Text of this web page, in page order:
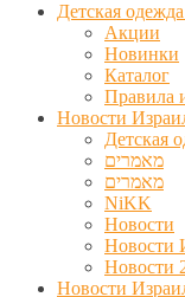
Детская
Акции
Новинки
Каталог
Правила
Новости
מאמרים
מאמרים
NiKK
Новости
Новости
Новости
Новости